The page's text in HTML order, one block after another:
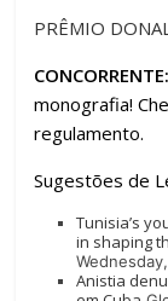
PRÊMIO
CONCORRENTE:
monografia!
regulamento.
Sugestões de
Tunisia’s
in shaping
Anistia